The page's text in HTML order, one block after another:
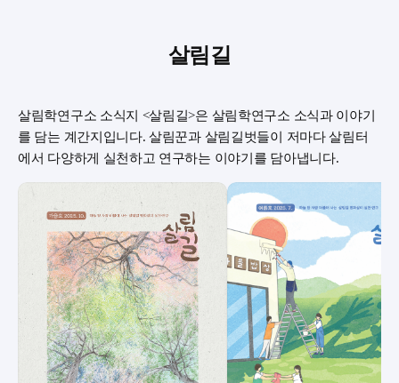
살림길
살림학연구소 소식지 <살림길>은 살림학연구소 소식과 이야기
를 담는 계간지입니다. 살림꾼과 살림길벗들이 저마다 살림터
에서 다양하게 실천하고 연구하는 이야기를 담아냅니다.